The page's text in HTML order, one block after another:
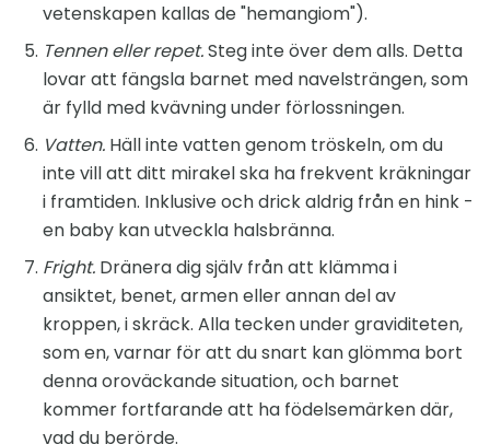
vetenskapen kallas de "hemangiom").
Tennen eller repet.Steg inte över dem alls. Detta
lovar att fängsla barnet med navelsträngen, som
är fylld med kvävning under förlossningen.
Vatten. Häll inte vatten genom tröskeln, om du
inte vill att ditt mirakel ska ha frekvent kräkningar
i framtiden. Inklusive och drick aldrig från en hink -
en baby kan utveckla halsbränna.
Fright. Dränera dig själv från att klämma i
ansiktet, benet, armen eller annan del av
kroppen, i skräck. Alla tecken under graviditeten,
som en, varnar för att du snart kan glömma bort
denna oroväckande situation, och barnet
kommer fortfarande att ha födelsemärken där,
vad du berörde.